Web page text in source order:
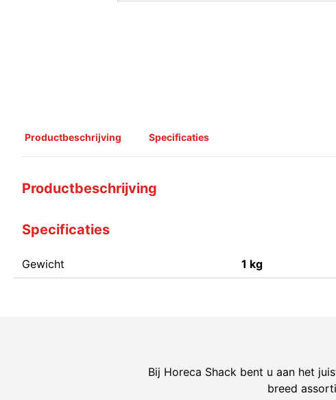
Productbeschrijving Specificaties
Productbeschrijving
Specificaties
Gewicht 1 kg
Bij Horeca Shack bent u aan het
breed